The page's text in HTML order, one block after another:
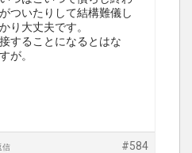
ついたりして結構難儀し
り大丈夫です。
することになるとはな
が。
#584
信